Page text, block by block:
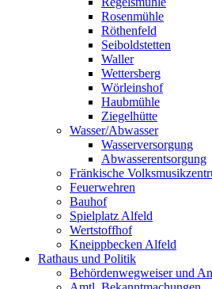
Rosenmühle
Röthenfeld
Seiboldstetten
Waller
Wettersberg
Wörleinshof
Haubmühle
Ziegelhütte
Wasser/Abwasser
Wasserversorgung
Abwasserentsorgung
Fränkische
Feuerwehren
Bauhof
Spielplatz Alfeld
Wertstoffhof
Kneippbecken Alfeld
Rathaus und Politik
Behördenwegweiser und